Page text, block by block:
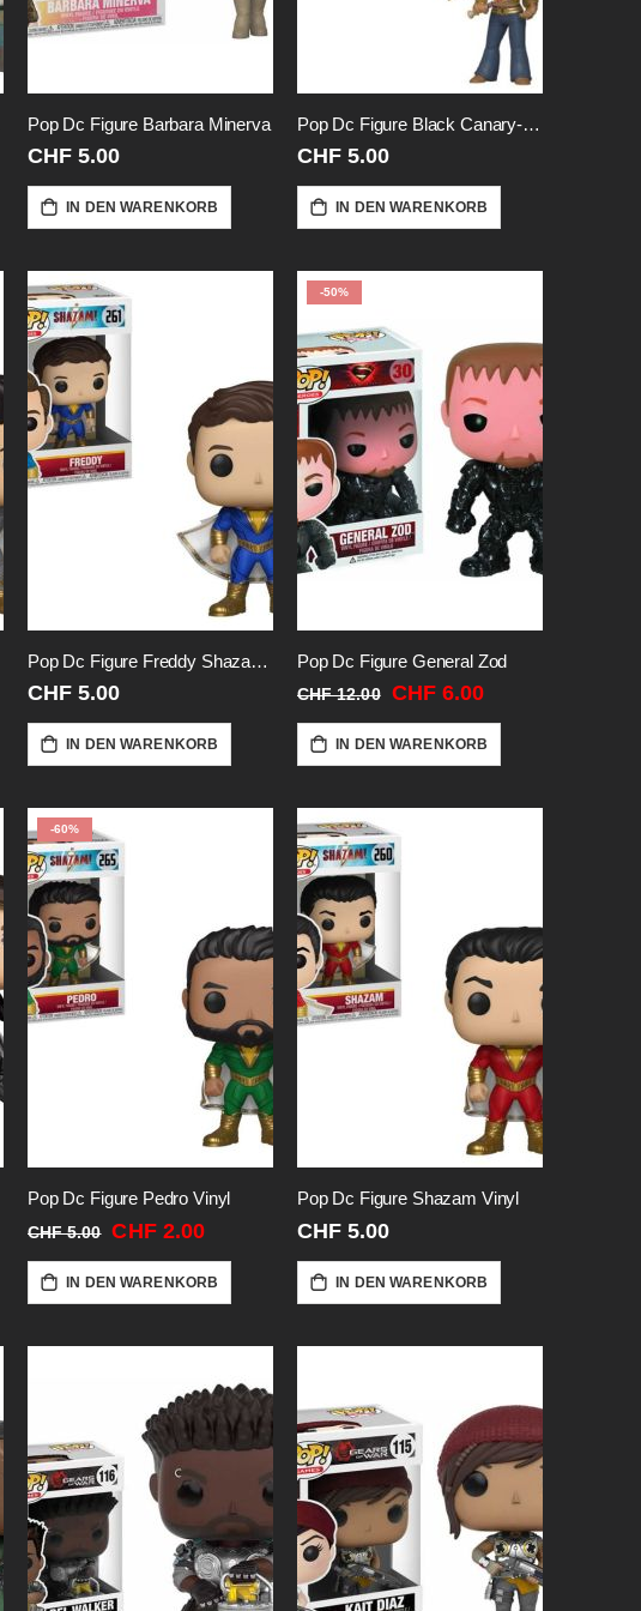
Pop Dc Figure Barbara Minerva
CHF 5.00
IN DEN WARENKORB
Pop Dc Figure Black Canary-Vinyl
CHF 5.00
IN DEN WARENKORB
Pop Dc Figure Freddy Shazam-Vinyl
CHF 5.00
IN DEN WARENKORB
-50%
Pop Dc Figure General Zod
CHF 12.00 Sonderangebot
CHF 6.00
IN DEN WARENKORB
-60%
Pop Dc Figure Pedro Vinyl
CHF 5.00 Sonderangebot
CHF 2.00
IN DEN WARENKORB
Pop Dc Figure Shazam Vinyl
CHF 5.00
IN DEN WARENKORB